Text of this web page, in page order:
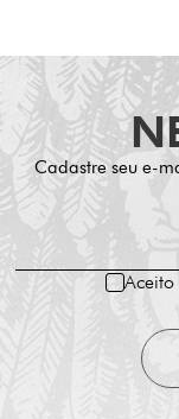
Cadastre seu e-